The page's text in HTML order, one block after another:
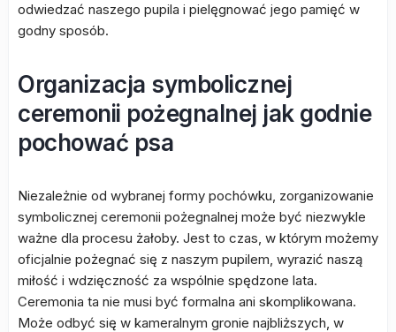
odwiedzać naszego pupila i pielęgnować jego pamięć w
godny sposób.
Organizacja symbolicznej
ceremonii pożegnalnej jak godnie
pochować psa
Niezależnie od wybranej formy pochówku, zorganizowanie
symbolicznej ceremonii pożegnalnej może być niezwykle
ważne dla procesu żałoby. Jest to czas, w którym możemy
oficjalnie pożegnać się z naszym pupilem, wyrazić naszą
miłość i wdzięczność za wspólnie spędzone lata.
Ceremonia ta nie musi być formalna ani skomplikowana.
Może odbyć się w kameralnym gronie najbliższych, w